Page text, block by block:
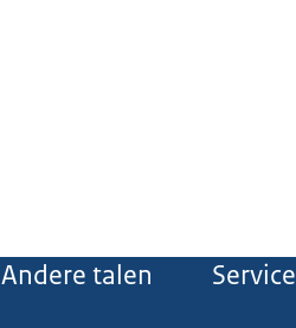
Andere talen Service